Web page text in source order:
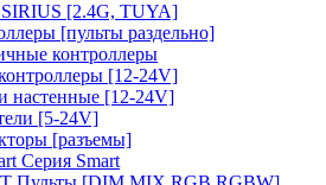
[2.4G, TUYA]
[пульты раздельно]
контроллеры
[12-24V]
настенные [12-24V]
[5-24V]
[разъемы]
Серия Smart